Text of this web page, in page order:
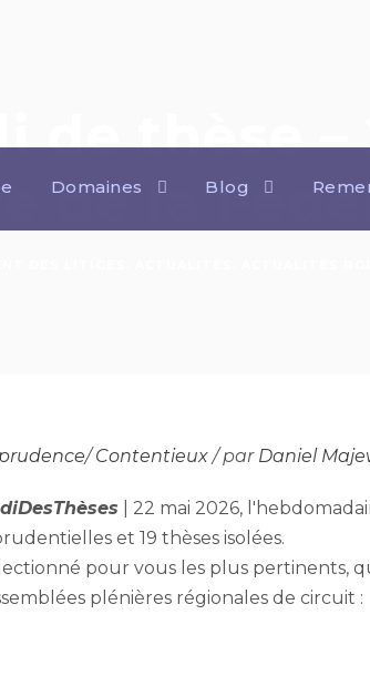
Domaines Blog
de thèse –
de la
/Contentieux/ par Daniel
| 22 mai 2026,
et 19 thèses isolées.
pour vous les plus pertinents,
plénières régionales de circuit :